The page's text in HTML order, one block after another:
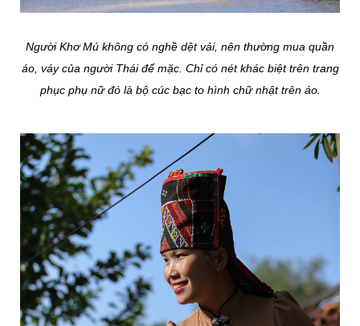
Người Khơ Mú không có nghề dệt vải, nên thường mua quần
áo, váy của người Thái để mặc. Chỉ có nét khác biệt trên trang
phục phụ nữ đó là bộ cúc bạc to hình chữ nhật trên áo.